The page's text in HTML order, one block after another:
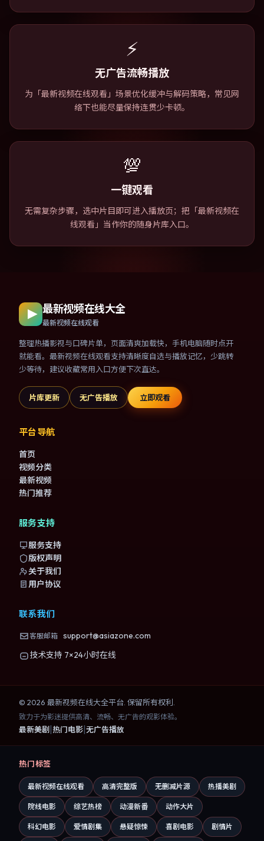
⚡
无广告流畅播放
为「最新视频在线观看」场景优化缓冲与解码策略，常见网
络下也能尽量保持连贯少卡顿。
💯
一键观看
无需复杂步骤，选中片目即可进入播放页；把「最新视频在
线观看」当作你的随身片库入口。
最新视频在线大全
最新视频在线观看
整理热播影视与口碑片单，页面清爽加载快，手机电脑随时点开
就能看。最新视频在线观看支持清晰度自选与播放记忆，少跳转
少等待，建议收藏常用入口方便下次直达。
片库更新 无广告播放 立即观看
平台导航
首页
视频分类
最新视频
热门推荐
服务支持
服务支持
版权声明
关于我们
用户协议
联系我们
客服邮箱 support@asiazone.com
技术支持 7×24小时在线
© 2026 最新视频在线大全平台. 保留所有权利.
致力于为影迷提供高清、流畅、无广告的观影体验。
最新美剧 |热门电影|无广告播放
热门标签
最新视频在线观看 高清完整版 无删减片源 热播美剧
院线电影 综艺热榜 动漫新番 动作大片
科幻电影 爱情剧集 悬疑惊悚 喜剧电影 剧情片